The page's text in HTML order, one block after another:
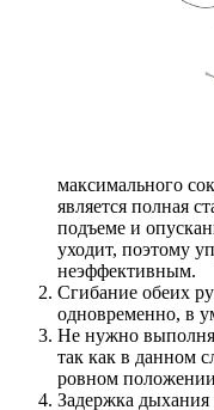
максимального
является полная
подъеме и
уходит, поэтому
неэффективным.
Сгибание обеих
одновременно, в
Не нужно
так как в данном
ровном
Задержка дыхания